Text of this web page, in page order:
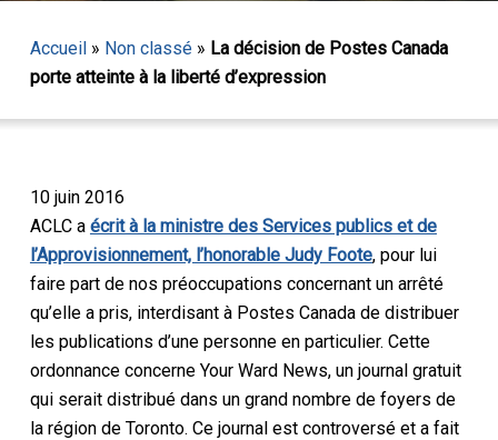
Accueil» Non classé» La décision de Postes Canada
porte atteinte à la liberté d’expression
10 juin 2016
ACLC a écrit à la ministre des Services publics et de
l’Approvisionnement, l’honorable Judy Foote, pour lui
faire part de nos préoccupations concernant un arrêté
qu’elle a pris, interdisant à Postes Canada de distribuer
les publications d’une personne en particulier. Cette
ordonnance concerne Your Ward News, un journal gratuit
qui serait distribué dans un grand nombre de foyers de
la région de Toronto. Ce journal est controversé et a fait